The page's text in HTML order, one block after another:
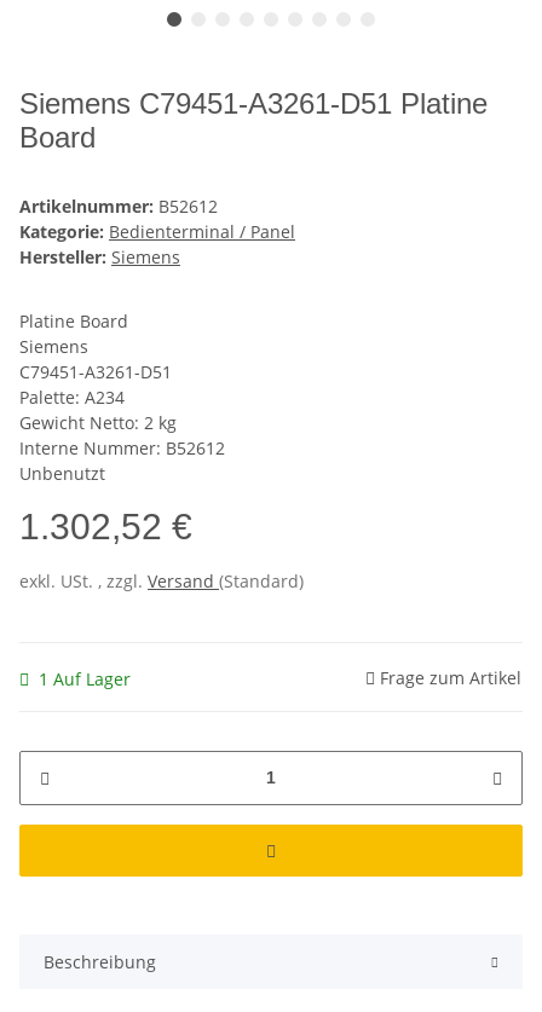
Siemens C79451-A3261-D51 Platine
Board
Artikelnummer: B52612
Kategorie: Bedienterminal / Panel
Hersteller: Siemens
Platine Board
Siemens
C79451-A3261-D51
Palette: A234
Gewicht Netto: 2 kg
Interne Nummer: B52612
Unbenutzt
1.302,52 €
exkl. USt. , zzgl. Versand (Standard)
1 Auf Lager Frage zum Artikel
Beschreibung